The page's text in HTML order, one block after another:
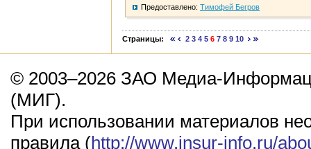
Предоставлено: Тимофей Бегров
Страницы: 2 3 4 5 6 7 8 9 10
© 2003–2026 ЗАО Медиа-
(МИГ).
При использовании материалов
правила (http://www.insur-info.ru/